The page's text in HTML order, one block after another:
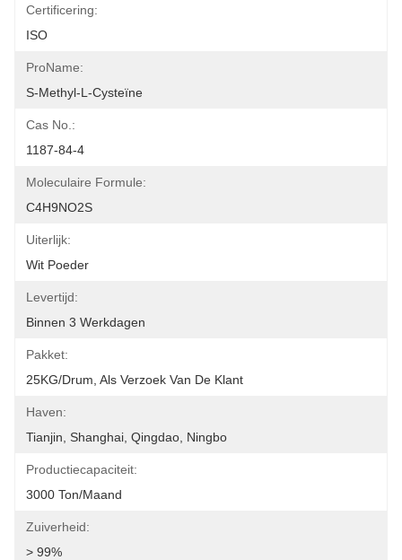
Certificering:
ISO
ProName:
S-Methyl-L-Cysteïne
Cas No.:
1187-84-4
Moleculaire Formule:
C4H9NO2S
Uiterlijk:
Wit Poeder
Levertijd:
Binnen 3 Werkdagen
Pakket:
25KG/Drum, Als Verzoek Van De Klant
Haven:
Tianjin, Shanghai, Qingdao, Ningbo
Productiecapaciteit:
3000 Ton/maand
Zuiverheid:
> 99%